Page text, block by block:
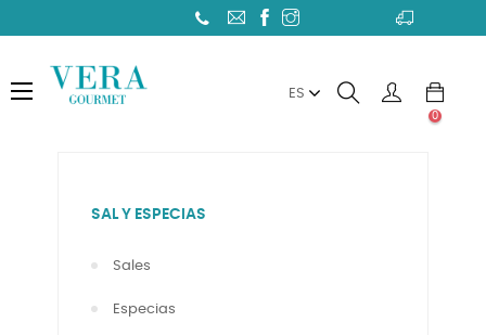
Toggle
☰ ES
0
SAL Y ESPECIAS
Sales
Especias